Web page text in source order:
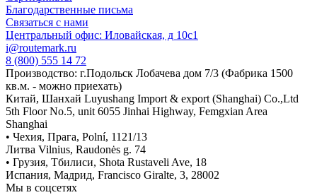
Благодарственные письма
Связаться с нами
Центральный офис: Иловайская, д 10с1
i@routemark.ru
8 (800) 555 14 72
Производство: г.Подольск Лобачева дом 7/3 (Фабрика 1500
кв.м. - можно приехать)
Китай, Шанхай Luyushang Import & export (Shanghai) Co.,Ltd
5th Floor No.5, unit 6055 Jinhai Highway, Femgxian Area
Shanghai
• Чехия, Прага, Polní, 1121/13
Литва Vilnius, Raudonės g. 74
• Грузия, Тбилиси, Shota Rustaveli Ave, 18
Испания, Мадрид, Francisco Giralte, 3, 28002
Мы в соцсетях